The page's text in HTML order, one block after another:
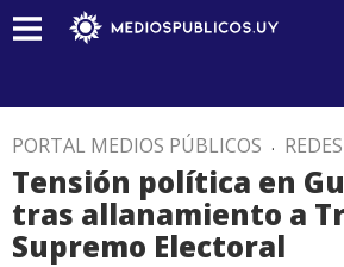
PORTAL MEDIOS PÚBLICOS . REDES
Tensión política en
tras allanamiento a
Supremo Electoral